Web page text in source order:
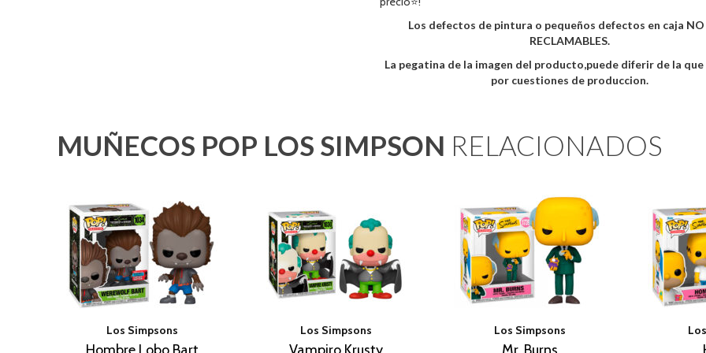
Los defectos de pintura o pequeños defectos en caja NO
RECLAMABLES.
La pegatina de la imagen del producto,puede diferir de la que
por cuestiones de produccion.
MUÑECOS POP LOS SIMPSON RELACIONADOS
Los Simpsons Los Simpsons Los Simpsons